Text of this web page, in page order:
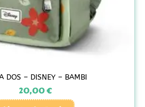
DOS – DISNEY – BAMBI
20,00€